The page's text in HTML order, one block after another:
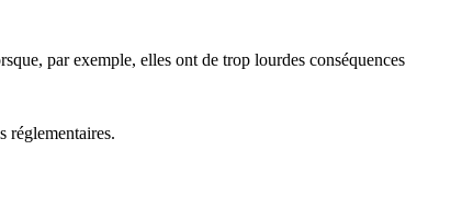
réglementaires.
par exemple, elles ont de trop lourdes conséquences